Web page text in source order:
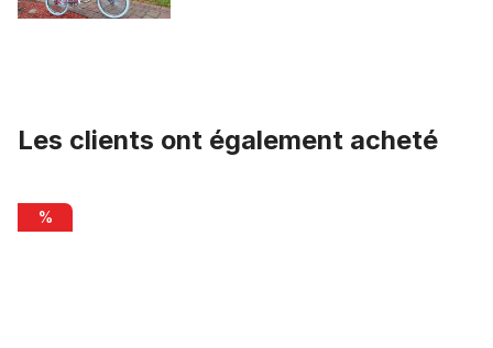
Les clients ont également acheté
Réflecteurs pour rayons, blanc, 4 pièces
%